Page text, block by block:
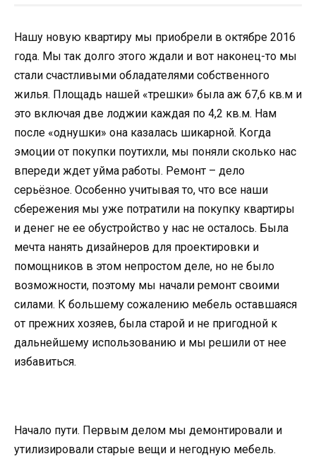
Нашу новую квартиру мы приобрели в октябре 2016
года. Мы так долго этого ждали и вот наконец-то мы
стали счастливыми обладателями собственного
жилья. Площадь нашей «трешки» была аж 67,6 кв.м и
это включая две лоджии каждая по 4,2 кв.м. Нам
после «однушки» она казалась шикарной. Когда
эмоции от покупки поутихли, мы поняли сколько нас
впереди ждет уйма работы. Ремонт – дело
серьёзное. Особенно учитывая то, что все наши
сбережения мы уже потратили на покупку квартиры
и денег не ее обустройство у нас не осталось. Была
мечта нанять дизайнеров для проектировки и
помощников в этом непростом деле, но не было
возможности, поэтому мы начали ремонт своими
силами. К большему сожалению мебель оставшаяся
от прежних хозяев, была старой и не пригодной к
дальнейшему использованию и мы решили от нее
избавиться.
Начало пути. Первым делом мы демонтировали и
утилизировали старые вещи и негодную мебель.